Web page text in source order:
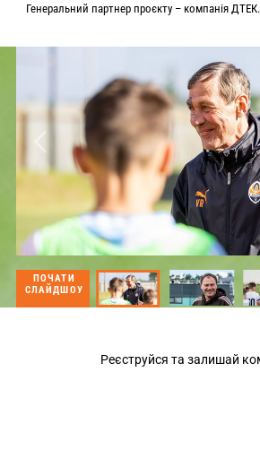
Генеральний партнер проєкту – компанія ДТЕК.
ПОЧАТИ
СЛАЙДШОУ